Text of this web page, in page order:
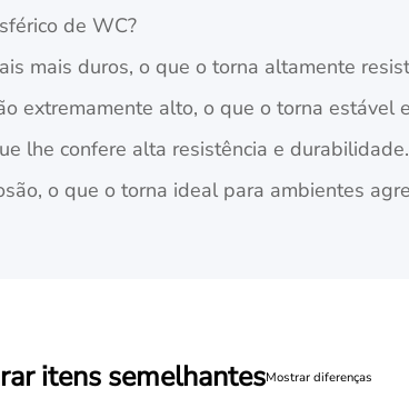
de WC?
mais duros, o que o torna altamente
extremamente alto, o que o torna estável
lhe confere alta resistência e durabilidade.
o que o torna ideal para ambientes
itens semelhantesMostrar diferenças